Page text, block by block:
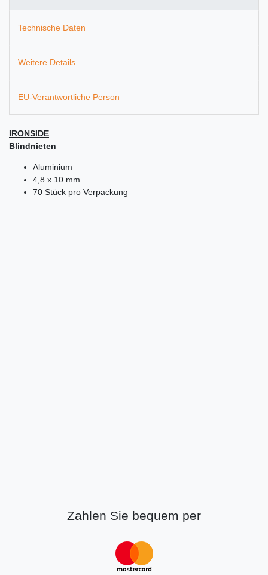
Technische Daten
Weitere Details
EU-Verantwortliche Person
IRONSIDE
Blindnieten
Aluminium
4,8 x 10 mm
70 Stück pro Verpackung
Zahlen Sie bequem per